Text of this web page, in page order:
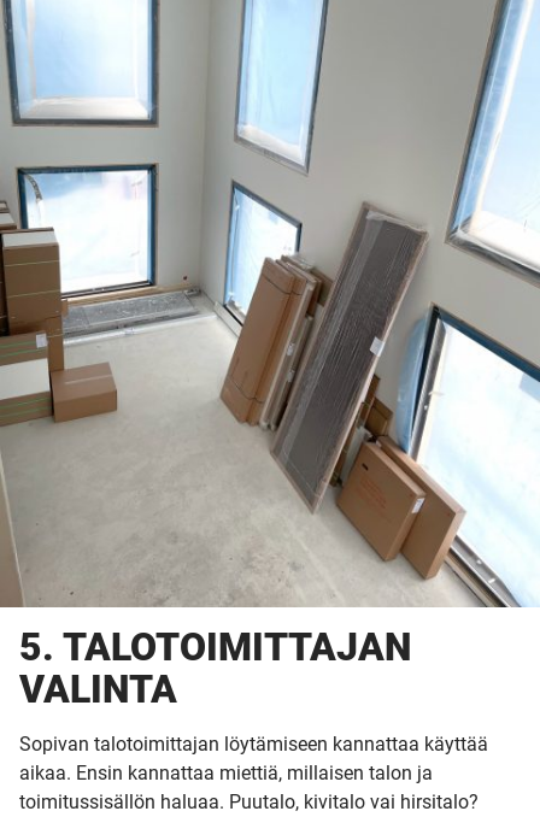
5. TALOTOIMITTAJAN
VALINTA
Sopivan talotoimittajan löytämiseen kannattaa käyttää
aikaa. Ensin kannattaa miettiä, millaisen talon ja
toimitussisällön haluaa. Puutalo, kivitalo vai hirsitalo?